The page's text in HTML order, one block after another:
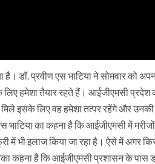
डॉ. प्रवीण एस भाटिया ने सोमवार को
लिए हमेशा तैयार रहते हैं। आईजीएमसी
इसके लिए वह हमेशा तत्पर रहेंगे और उनकी
का कहना है कि आईजीएमसी में
में भी इलाज किया जा रहा है। ऐसे में अगर
कहना है कि आईजीएमसी प्रशासन के पास